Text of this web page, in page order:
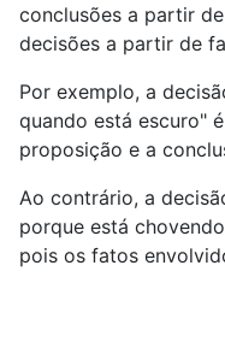
conclusões a partir
decisões a partir de
Por exemplo, a
quando está escuro"
proposição e a
Ao contrário, a
porque está
pois os fatos